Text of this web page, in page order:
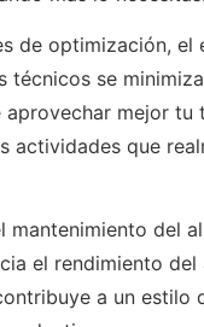
de optimización, el
técnicos se
aprovechar mejor tu
actividades que
mantenimiento del
el rendimiento del
a un estilo